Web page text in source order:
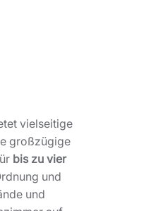
vielseitige
großzügige
bis zu vier
und
und